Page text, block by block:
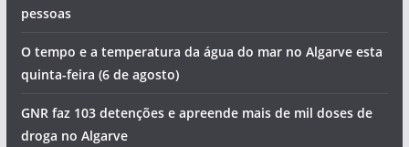
pessoas
O tempo e a temperatura da água do mar no Algarve esta
quinta-feira (6 de agosto)
GNR faz 103 detenções e apreende mais de mil doses de
droga no Algarve